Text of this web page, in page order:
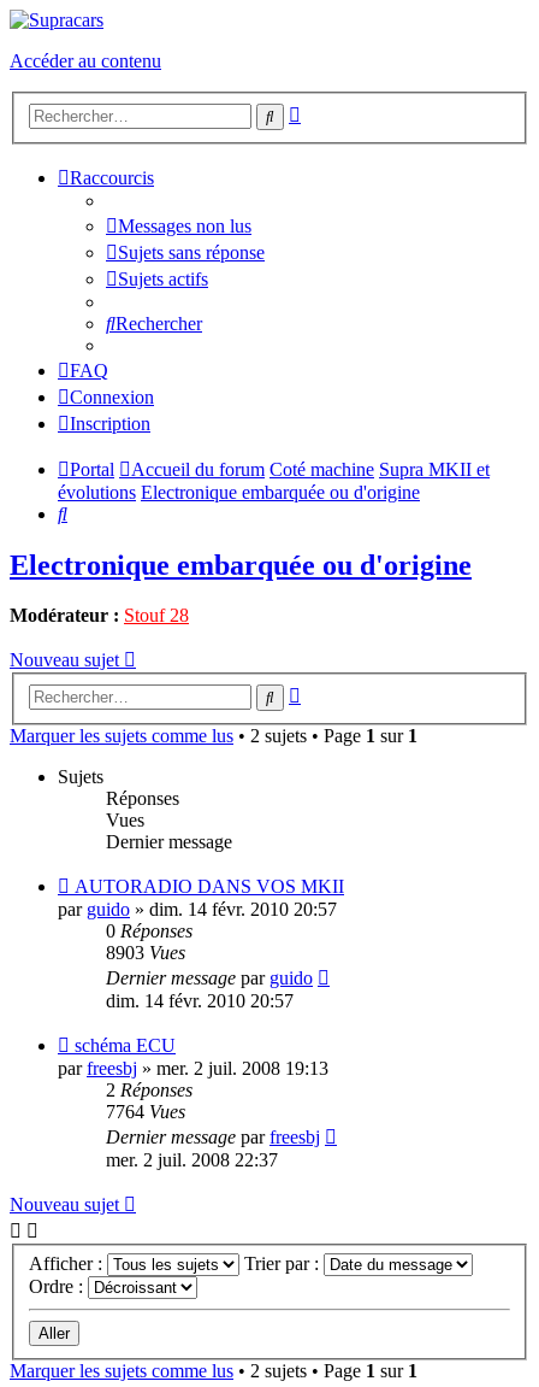
Accéder au contenu
Rechercher
Raccourcis
Messages non lus
Sujets sans réponse
Sujets actifs
Rechercher
FAQ
Connexion
Inscription
Portal Accueil du forum Coté machine Supra MKII et
évolutions Electronique embarquée ou d'origine
Rechercher
Electronique embarquée ou d'origine
Modérateur : Stouf 28
Nouveau sujet
Rechercher
Marquer les sujets comme lus • 2 sujets • Page 1 sur 1
Sujets
Réponses
Vues
Dernier message
AUTORADIO DANS VOS MKII
par guido » dim. 14 févr. 2010 20:57
0 Réponses
8903 Vues
Dernier message par guido
dim. 14 févr. 2010 20:57
schéma ECU
parfreesbj » mer. 2 juil. 2008 19:13
2 Réponses
7764 Vues
Dernier message parfreesbj
mer. 2 juil. 2008 22:37
Nouveau sujet
Afficher :
Trier par :
Ordre :
Marquer les sujets comme lus • 2 sujets • Page 1 sur 1